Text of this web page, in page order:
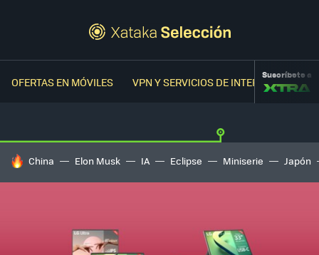
OFERTAS EN MÓVILES VPN Y SERVICIOS DE INTERNETSuscríbete a
HOY SE HABLA DE
China Elon Musk IA Eclipse Miniserie Japón